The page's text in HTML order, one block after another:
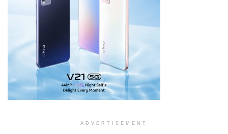
ADVERTISEMENT